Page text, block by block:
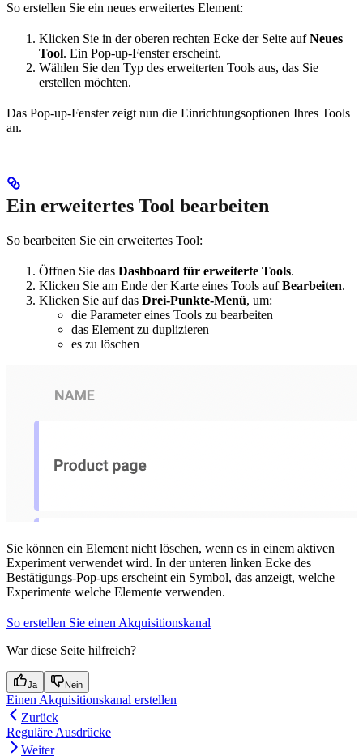
So erstellen Sie ein neues erweitertes Element:
Klicken Sie in der oberen rechten Ecke der Seite aufNeues
Tool. Ein Pop-up-Fenster erscheint.
Wählen Sie den Typ des erweiterten Tools aus, das Sie
erstellen möchten.
Das Pop-up-Fenster zeigt nun die Einrichtungsoptionen Ihres Tools
an.
Ein erweitertes Tool bearbeiten
So bearbeiten Sie ein erweitertes Tool:
Öffnen Sie das Dashboard für erweiterte Tools.
Klicken Sie am Ende der Karte eines Tools aufBearbeiten.
Klicken Sie auf das Drei-Punkte-Menü, um:
die Parameter eines Tools zu bearbeiten
das Element zu duplizieren
es zu löschen
Sie können ein Element nicht löschen, wenn es in einem aktiven
Experiment verwendet wird. In der unteren linken Ecke des
Bestätigungs-Pop-ups erscheint ein Symbol, das anzeigt, welche
Experimente welche Elemente verwenden.
So erstellen Sie einen Akquisitionskanal
War diese Seite hilfreich?
Ja Nein
Einen Akquisitionskanal erstellen
Zurück
Reguläre Ausdrücke
Weiter